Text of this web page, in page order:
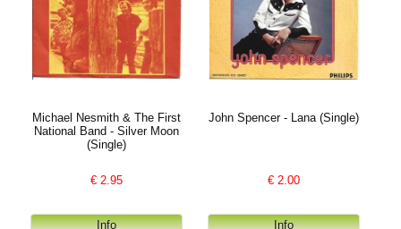
Michael Nesmith & The First
National Band - Silver Moon
(Single)
€ 2.95
John Spencer - Lana (Single)
€ 2.00